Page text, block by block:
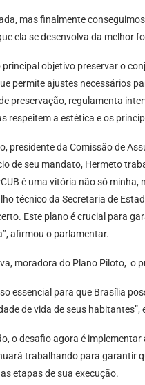
mas finalmente
ela se desenvolva da melhor
principal objetivo preservar o
permite ajustes necessários
preservação, regulamenta
respeitem a estética e os
presidente da Comissão de
de seu mandato, Hermeto
é uma vitória não só
técnico da Secretaria de
Este plano é crucial para
afirmou o parlamentar.
moradora do Plano Piloto, o
essencial para que Brasília
de vida de seus
o desafio agora é
trabalhando para garantir
etapas de sua execução.